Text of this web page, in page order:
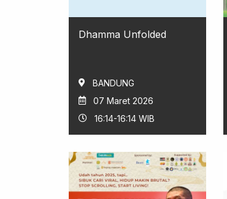
Dhamma Unfolded
BANDUNG
07 Maret 2026
16:14-16:14 WIB